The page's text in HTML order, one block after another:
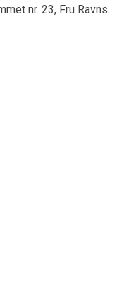
nr. 23, Fru Ravns